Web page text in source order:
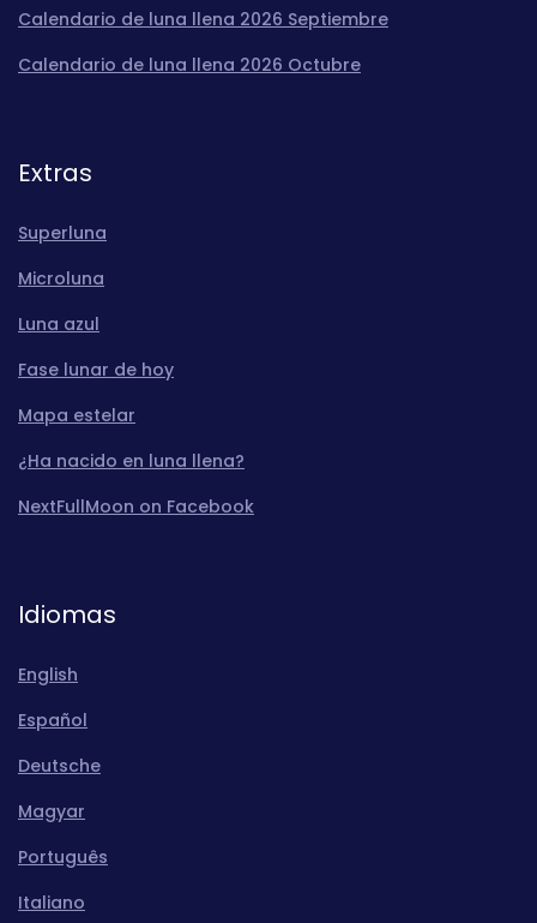
Calendario de luna llena 2026 Septiembre
Calendario de luna llena 2026 Octubre
Extras
Superluna
Microluna
Luna azul
Fase lunar de hoy
Mapa estelar
¿Ha nacido en luna llena?
NextFullMoon on Facebook
Idiomas
English
Español
Deutsche
Magyar
Português
Italiano